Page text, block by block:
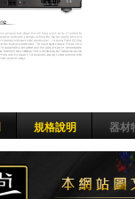
規格說明 器材